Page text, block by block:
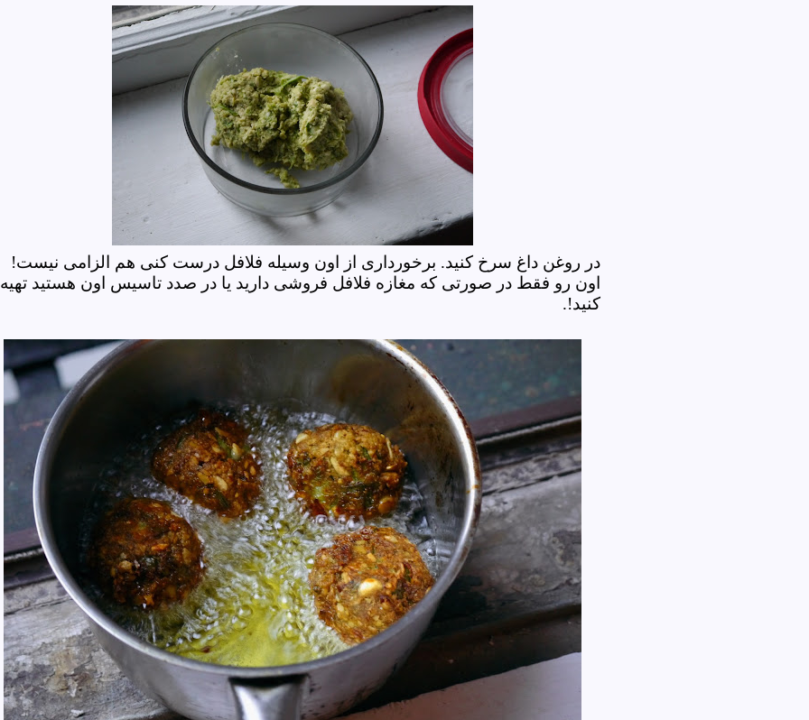
در روغن داغ سرخ کنید. برخورداری از اون وسیله فلافل درست کنی هم الزامی نیست!
اون رو فقط در صورتی که مغازه فلافل فروشی دارید یا در صدد تاسیس اون هستید تهیه
کنید!.